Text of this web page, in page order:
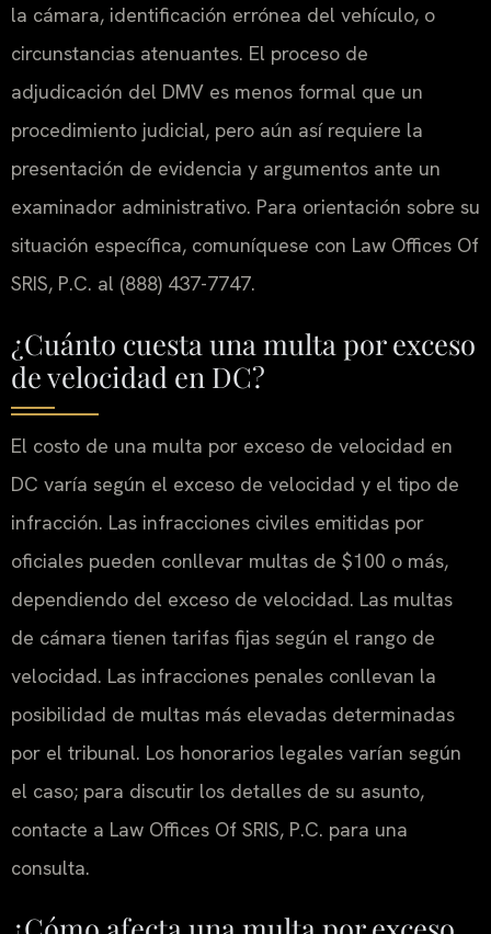
la cámara, identificación errónea del vehículo, o
circunstancias atenuantes. El proceso de
adjudicación del DMV es menos formal que un
procedimiento judicial, pero aún así requiere la
presentación de evidencia y argumentos ante un
examinador administrativo. Para orientación sobre su
situación específica, comuníquese con Law Offices Of
SRIS, P.C. al (888) 437-7747.
¿Cuánto cuesta una multa por exceso
de velocidad en DC?
El costo de una multa por exceso de velocidad en
DC varía según el exceso de velocidad y el tipo de
infracción. Las infracciones civiles emitidas por
oficiales pueden conllevar multas de $100 o más,
dependiendo del exceso de velocidad. Las multas
de cámara tienen tarifas fijas según el rango de
velocidad. Las infracciones penales conllevan la
posibilidad de multas más elevadas determinadas
por el tribunal. Los honorarios legales varían según
el caso; para discutir los detalles de su asunto,
contacte a Law Offices Of SRIS, P.C. para una
consulta.